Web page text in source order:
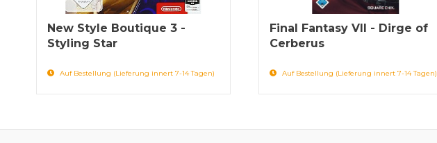
New Style Boutique 3 -
Styling Star
Auf Bestellung (Lieferung innert 7-14 Tagen)
Final Fantasy VII - Dirge of
Cerberus
Auf Bestellung (Lieferung innert 7-14 Tagen)